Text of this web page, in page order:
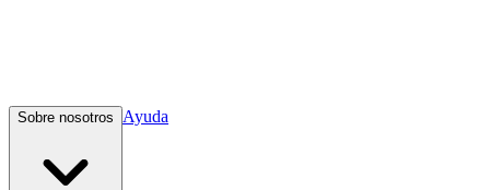
Sobre nosotros Ayuda